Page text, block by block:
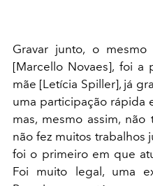
Gravar junto, o
[Marcello Novaes], foi a
mãe [Letícia Spiller], já
uma participação rápida
mas, mesmo assim,
não fez muitos trabalhos
foi o primeiro em que
Foi muito legal, uma